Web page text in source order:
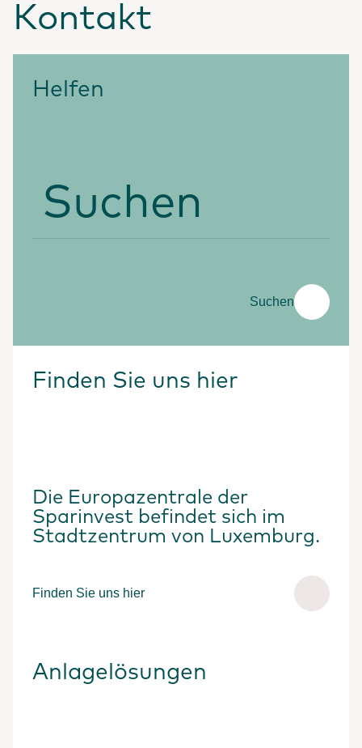
Kontakt
Helfen
Suchen
Suchen
Finden Sie uns hier
Die Europazentrale der
Sparinvest befindet sich im
Stadtzentrum von Luxemburg.
Finden Sie uns hier
Anlagelösungen